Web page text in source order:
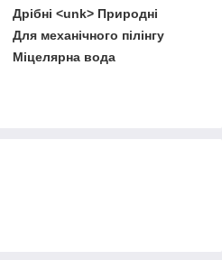
Дрібні <unk> Природні
Для механічного пілінгу
Міцелярна вода